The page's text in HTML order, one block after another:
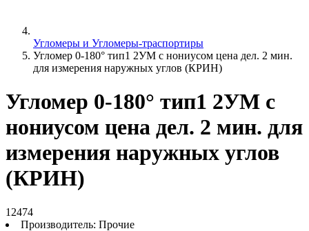
Угломеры и Угломеры-траспортиры
Угломер 0-180° тип1 2УМ с нониусом цена дел. 2 мин.
для измерения наружных углов (КРИН)
Угломер 0-180° тип1 2УМ с
нониусом цена дел. 2 мин. для
измерения наружных углов
(КРИН)
12474
Производитель: Прочие